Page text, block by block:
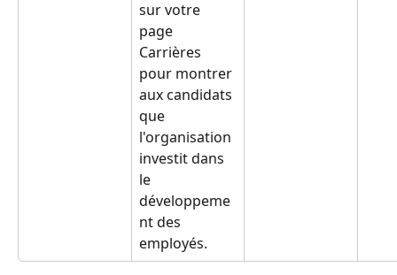
sur votre
page
Carrières
pour montrer
aux candidats
que
l'organisation
investit dans
le
développeme
nt des
employés.